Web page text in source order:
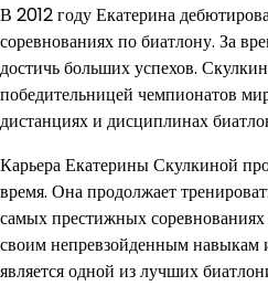
В 2012 году Екатерина
соревнованиях по биатлону. За
достичь больших успехов.
победительницей чемпионатов
дистанциях и дисциплинах
Карьера Екатерины Скулкиной
время. Она продолжает
самых престижных
своим непревзойденным навыкам
является одной из лучших